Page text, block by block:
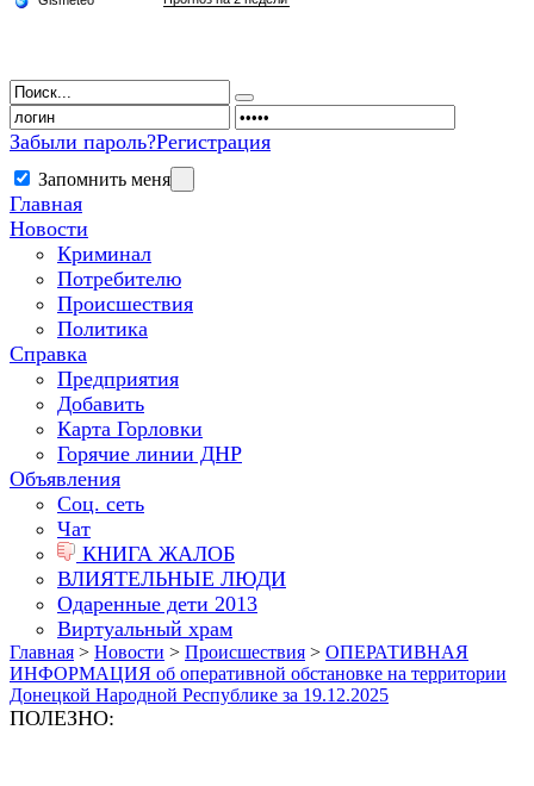
Забыли пароль?Регистрация
Запомнить меня
Главная
Новости
Криминал
Потребителю
Происшествия
Политика
Справка
Предприятия
Добавить
Карта Горловки
Горячие линии ДНР
Объявления
Соц. сеть
Чат
КНИГА ЖАЛОБ
ВЛИЯТЕЛЬНЫЕ ЛЮДИ
Одаренные дети 2013
Виртуальный храм
Главная > Новости > Происшествия > ОПЕРАТИВНАЯ
ИНФОРМАЦИЯ об оперативной обстановке на территории
Донецкой Народной Республике за 19.12.2025
ПОЛЕЗНО: